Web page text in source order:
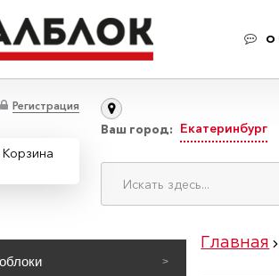
О
Регистрация
Корзина
Ваш город: Екатеринбург
>
Главная